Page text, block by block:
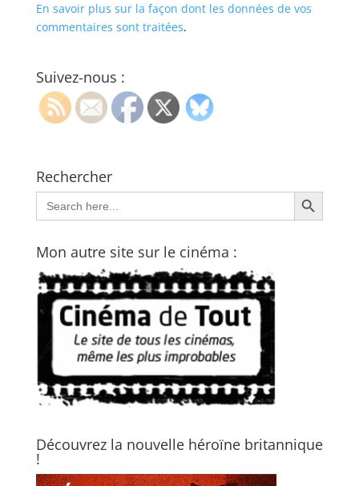
En savoir plus sur la façon dont les données de vos
commentaires sont traitées.
Suivez-nous :
Rechercher
Search
for:
Search Button
Mon autre site sur le cinéma :
Découvrez la nouvelle héroïne britannique
!